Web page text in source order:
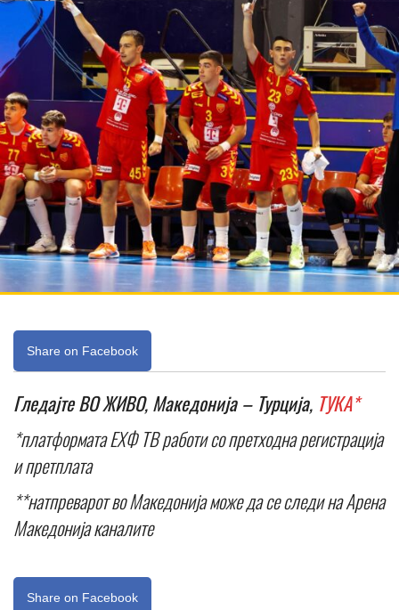
Share on Facebook
Гледајте ВО ЖИВО, Македонија – Турција, ТУКА*
*платформата ЕХФ ТВ работи со претходна регистрација
и претплата
**натпреварот во Македонија може да се следи на Арена
Македонија каналите
Share on Facebook